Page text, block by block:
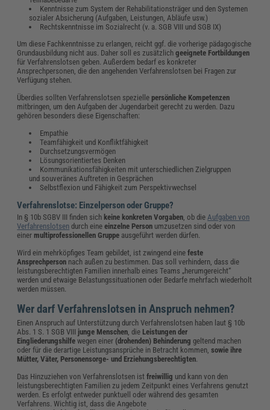
Kenntnisse zum System der Rehabilitationsträger und den Systemen
sozialer Absicherung (Aufgaben, Leistungen, Abläufe usw.)
Rechtskenntnisse im Sozialrecht (v. a. SGB VIII und SGB IX)
Um diese Fachkenntnisse zu erlangen, reicht ggf. die vorherige pädagogische
Grundausbildung nicht aus. Daher soll es zusätzlichgeeignete Fortbildungen
für Verfahrenslotsen geben. Außerdem bedarf es konkreter
Ansprechpersonen, die den angehenden Verfahrenslotsen bei Fragen zur
Verfügung stehen.
Überdies sollten Verfahrenslotsen spezielle persönliche Kompetenzen
mitbringen, um den Aufgaben der Jugendarbeit gerecht zu werden. Dazu
gehören besonders diese Eigenschaften:
Empathie
Teamfähigkeit und Konfliktfähigkeit
Durchsetzungsvermögen
Lösungsorientiertes Denken
Kommunikationsfähigkeiten mit unterschiedlichen Zielgruppen
und souveränes Auftreten in Gesprächen
Selbstflexion und Fähigkeit zum Perspektivwechsel
Verfahrenslotse: Einzelperson oder Gruppe?
In § 10b SGBV III finden sich keine konkreten Vorgaben , ob die Aufgaben von
Verfahrenslotsen durch eineeinzelne Person umzusetzen sind oder von
einer multiprofessionellen Gruppe ausgeführt werden dürfen.
Wird ein mehrköpfiges Team gebildet, ist zwingend einefeste
Ansprechperson nach außen zu bestimmen. Das soll verhindern, dass die
leistungsberechtigten Familien innerhalb eines Teams „herumgereicht“
werden und etwaige Belastungssituationen oder Bedarfe mehrfach wiederholt
werden müssen.
Wer darf Verfahrenslotsen in Anspruch nehmen?
Einen Anspruch auf Unterstützung durch Verfahrenslotsen haben laut § 10b
Abs. 1 S. 1 SGB VIII junge Menschen , die Leistungen der
Eingliederungshilfe wegen einer (drohenden) Behinderung geltend machen
oder für die derartige Leistungsansprüche in Betracht kommen,sowie ihre
Mütter, Väter, Personensorge- und Erziehungsberechtigten
Das Hinzuziehen von Verfahrenslotsen istfreiwillig und kann von den
leistungsberechtigten Familien zu jedem Zeitpunkt eines Verfahrens genutzt
werden. Es erfolgt entweder punktuell oder während des gesamten
Verfahrens. Wichtig ist, dass die Angebote